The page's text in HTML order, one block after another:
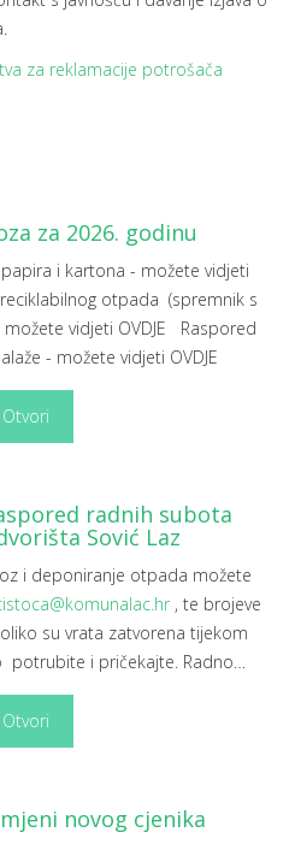
za reklamacije potrošača
za 2026. godinu
i kartona - možete vidjeti
otpada (spremnik s
vidjeti OVDJE Raspored
- možete vidjeti OVDJE
Otvori
radnih subota
Sović Laz
i deponiranje otpada možete
, te brojeve
su vrata zatvorena tijekom
potrubite i pričekajte. Radno…
Otvori
novog cjenika